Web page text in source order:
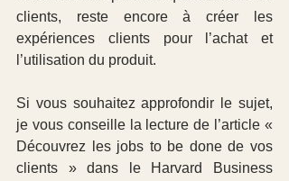
clients, reste encore à créer les
expériences clients pour l’achat et
l’utilisation du produit.
Si vous souhaitez approfondir le sujet,
je vous conseille la lecture de l’article «
Découvrez les jobs to be done de vos
clients » dans le Harvard Business